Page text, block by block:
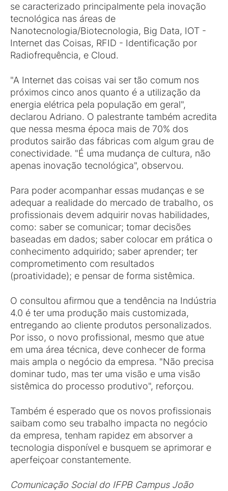
se caracterizado principalmente pela inovação
tecnológica nas áreas de
Nanotecnologia/Biotecnologia, Big Data, IOT -
Internet das Coisas, RFID - Identificação por
Radiofrequência, e Cloud.
"A Internet das coisas vai ser tão comum nos
próximos cinco anos quanto é a utilização da
energia elétrica pela população em geral",
declarou Adriano. O palestrante também acredita
que nessa mesma época mais de 70% dos
produtos sairão das fábricas com algum grau de
conectividade. "É uma mudança de cultura, não
apenas inovação tecnológica", observou.
Para poder acompanhar essas mudanças e se
adequar a realidade do mercado de trabalho, os
profissionais devem adquirir novas habilidades,
como: saber se comunicar; tomar decisões
baseadas em dados; saber colocar em prática o
conhecimento adquirido; saber aprender; ter
comprometimento com resultados
(proatividade); e pensar de forma sistêmica.
O consultou afirmou que a tendência na Indústria
4.0 é ter uma produção mais customizada,
entregando ao cliente produtos personalizados.
Por isso, o novo profissional, mesmo que atue
em uma área técnica, deve conhecer de forma
mais ampla o negócio da empresa. "Não precisa
dominar tudo, mas ter uma visão e uma visão
sistêmica do processo produtivo", reforçou.
Também é esperado que os novos profissionais
saibam como seu trabalho impacta no negócio
da empresa, tenham rapidez em absorver a
tecnologia disponível e busquem se aprimorar e
aperfeiçoar constantemente.
Comunicação Social do IFPB Campus João